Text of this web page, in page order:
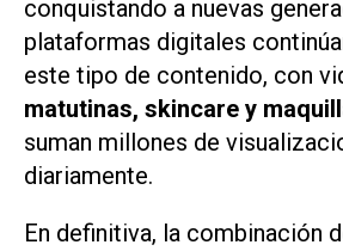
conquistando a nuevas
plataformas digitales
este tipo de contenido, con
matutinas, skincare y
suman millones de
diariamente.
En definitiva, la combinación